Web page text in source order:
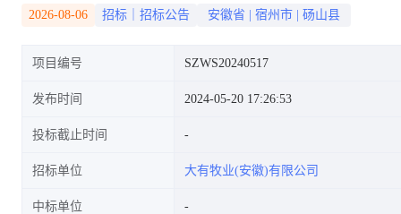
2026-08-06 招标｜招标公告 安徽省 宿州市 砀山县
项目编号 SZWS20240517
发布时间 2024-05-20 17:26:53
投标截止时间
招标单位 大有牧业(安徽)有限公司
中标单位